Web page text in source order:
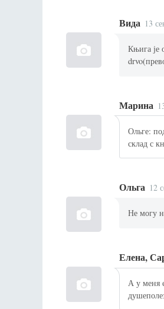
Вида 13
Књига је
Марина
Ольге:
склад с
Ольга 12
Не могу
Елена,
А у меня